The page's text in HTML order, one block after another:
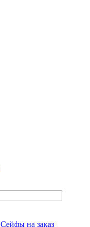
Сейфы на заказ